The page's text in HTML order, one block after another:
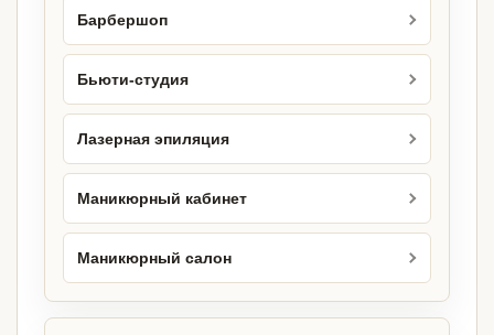
Барбершоп
Бьюти-студия
Лазерная эпиляция
Маникюрный кабинет
Маникюрный салон